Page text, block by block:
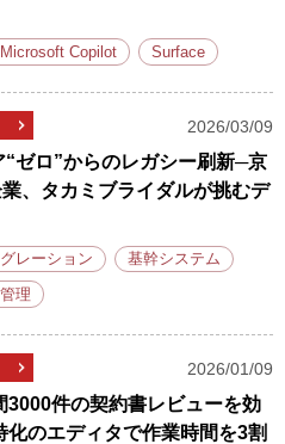
Microsoft Copilot Surface
2026/03/09
“ゼロ”からのレガシー刷新─京
、タカミブライダルが挑むデ
レーション 基幹システム
理
2026/01/09
3000件の契約書レビューを効
化のエディタで作業時間を3割